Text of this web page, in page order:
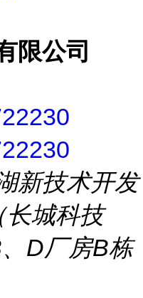
限公司
新技术开发
长城科技
D厂房B栋